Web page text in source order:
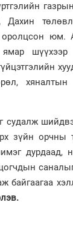
Дахин
оролцсон юм.
шүүхээр
хяналтын
судалж
зүйн орчны
дурдаад,
байгаагаа